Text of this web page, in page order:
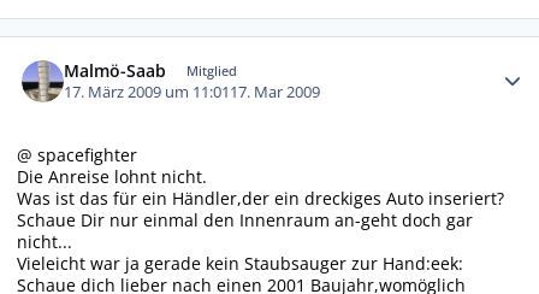
Malmö-Saab Mitglied
17. März 2009 um 11:0117. Mar 2009
@ spacefighter
Die Anreise lohnt nicht.
Was ist das für ein Händler,der ein dreckiges Auto inseriert?
Schaue Dir nur einmal den Innenraum an-geht doch gar
nicht...
Vieleicht war ja gerade kein Staubsauger zur Hand:eek:
Schaue dich lieber nach einen 2001 Baujahr,womöglich